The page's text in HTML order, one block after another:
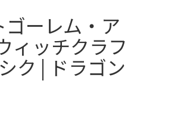
ーレム・ア
ィッチクラフ
ク | ドラゴン